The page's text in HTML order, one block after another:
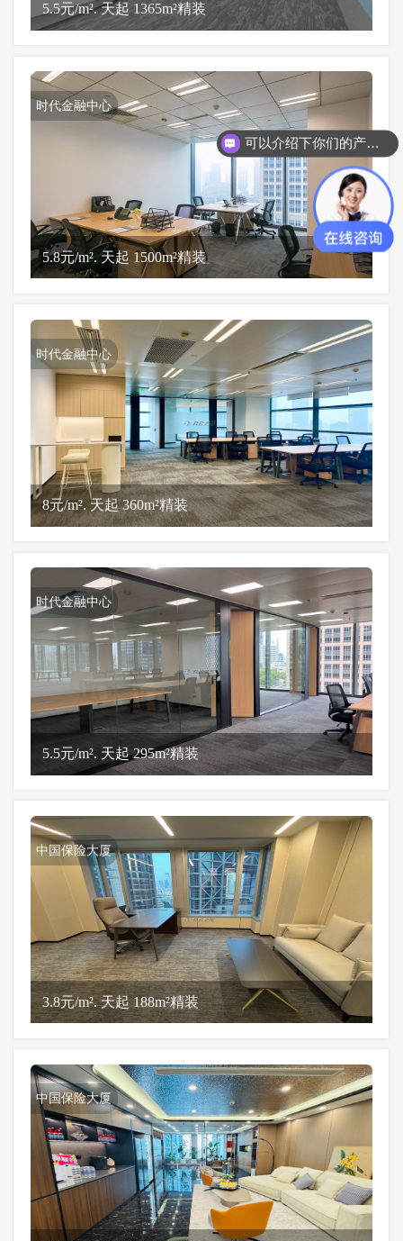
5.5元/m². 天起 1365m²精装
时代金融中心
5.8元/m². 天起 1500m²精装
时代金融中心
8元/m². 天起 360m²精装
时代金融中心
5.5元/m². 天起 295m²精装
中国保险大厦
3.8元/m². 天起 188m²精装
中国保险大厦
可以介绍下你们的产品么？